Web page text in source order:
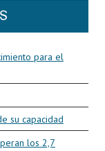
para el
su capacidad
los 2,7